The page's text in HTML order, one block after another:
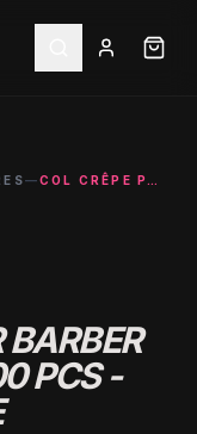
— COL CRÊPE PAPIER BARBER AUTOCOLLANT 500 PCS - BARBER PARADISE
BARBER
PCS -